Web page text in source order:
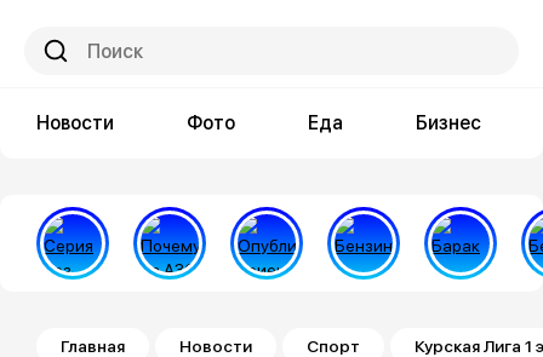
Новости Фото Еда Бизнес
Строка навигации
Главная Новости Спорт Курская Лига 1